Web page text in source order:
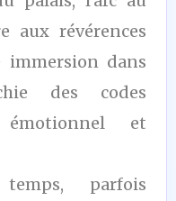
aux révérences
immersion dans
des codes
et
parfois